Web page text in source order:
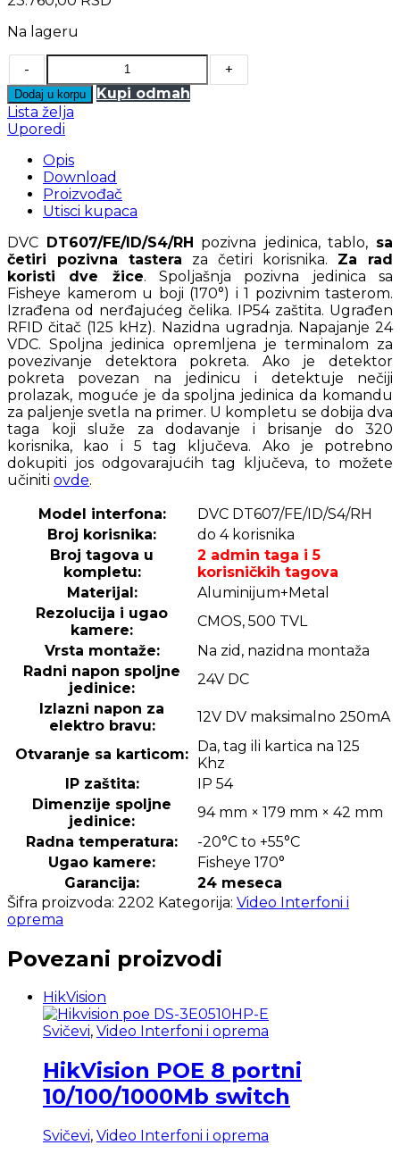
Na lageru
- +
Dodaj u korpu
Kupi odmah
Lista želja
Uporedi
Opis
Download
Proizvođač
Utisci kupaca
DVC DT607/FE/ID/S4/RH pozivna jedinica, tablo, sa
četiri pozivna tastera za četiri korisnika. Za rad
koristi dve žice. Spoljašnja pozivna jedinica sa
Fisheye kamerom u boji (170°) i 1 pozivnim tasterom.
Izrađena od nerđajućeg čelika. IP54 zaštita. Ugrađen
RFID čitač (125 kHz). Nazidna ugradnja. Napajanje 24
VDC. Spoljna jedinica opremljena je terminalom za
povezivanje detektora pokreta. Ako je detektor
pokreta povezan na jedinicu i detektuje nečiji
prolazak, moguće je da spoljna jedinica da komandu
za paljenje svetla na primer. U kompletu se dobija dva
taga koji služe za dodavanje i brisanje do 320
korisnika, kao i 5 tag ključeva. Ako je potrebno
dokupiti jos odgovarajućih tag ključeva, to možete
učiniti ovde.
Model interfona:
DVC DT607/FE/ID/S4/RH
Broj korisnika:
do 4 korisnika
Broj tagova u
kompletu:
2 admin taga i 5
korisničkih tagova
Materijal:
Aluminijum+Metal
Rezolucija i ugao
kamere:
CMOS, 500 TVL
Vrsta montaže:
Na zid, nazidna montaža
Radni napon spoljne
jedinice:
24V DC
Izlazni napon za
elektro bravu:
12V DV maksimalno 250mA
Otvaranje sa karticom: Da, tag ili kartica na 125
Khz
IP zaštita:
IP 54
Dimenzije spoljne
jedinice:
94 mm × 179 mm × 42 mm
Radna temperatura:
-20°C to +55°C
Ugao kamere:
Fisheye 170°
Garancija:
24 meseca
Šifra proizvoda: 2202 Kategorija: Video Interfoni i
oprema
Povezani proizvodi
HikVision
Svičevi, Video Interfoni i oprema
HikVision POE 8 portni
10/100/1000Mb switch
Svičevi, Video Interfoni i oprema